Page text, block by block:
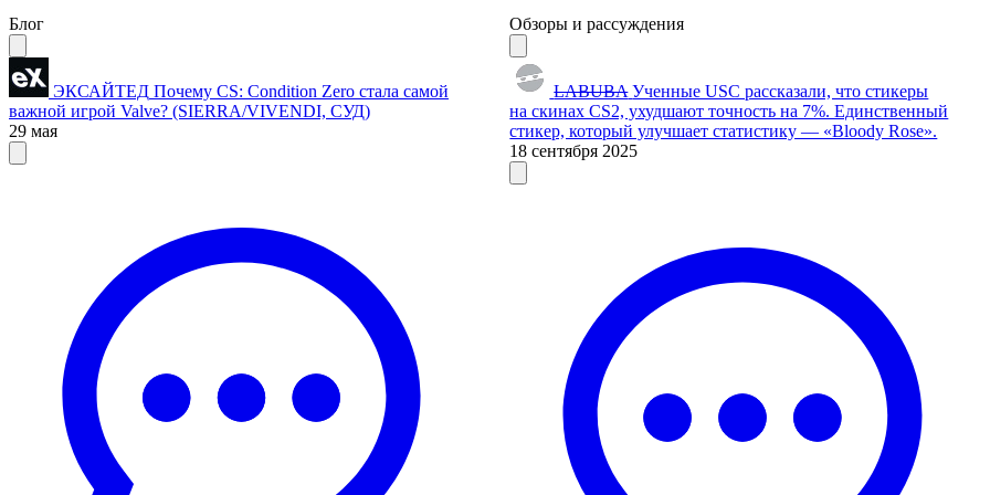
Блог
ЭКСАЙТЕД Почему CS: Condition Zero стала самой
важной игрой Valve? (SIERRA/VIVENDI, СУД)
29 мая
Обзоры и рассуждения
LABUBA Ученные USC рассказали, что стикеры
на скинах CS2, ухудшают точность на 7%. Единственный
стикер, который улучшает статистику — «Bloody Rose».
18 сентября 2025